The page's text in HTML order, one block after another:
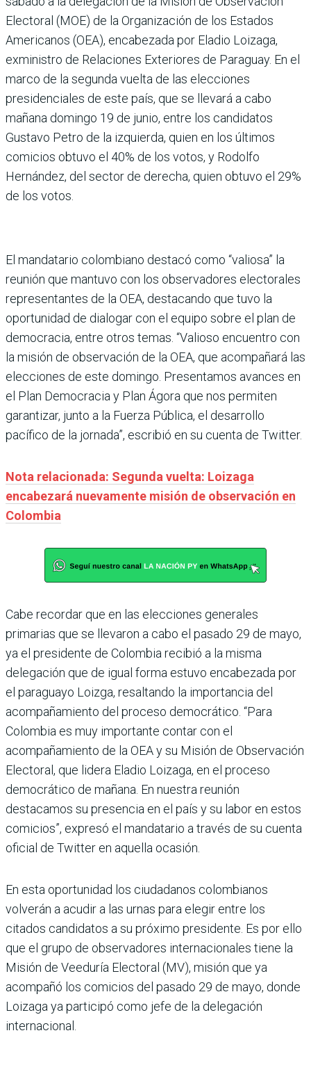
Electoral (MOE) de la Organización de los Estados
Americanos (OEA), encabezada por Eladio Loizaga,
exministro de Relaciones Exteriores de Paraguay. En el
marco de la segunda vuelta de las elecciones
presidenciales de este país, que se llevará a cabo
mañana domingo 19 de junio, entre los candidatos
Gustavo Petro de la izquierda, quien en los últimos
comicios obtuvo el 40% de los votos, y Rodolfo
Hernández, del sector de derecha, quien obtuvo el 29%
de los votos.
El mandatario colombiano destacó como “valiosa” la
reunión que mantuvo con los observadores electorales
representantes de la OEA, destacando que tuvo la
oportunidad de dialogar con el equipo sobre el plan de
democracia, entre otros temas. “Valioso encuentro con
la misión de observación de la OEA, que acompañará las
elecciones de este domingo. Presentamos avances en
el Plan Democracia y Plan Ágora que nos permiten
garantizar, junto a la Fuerza Pública, el desarrollo
pacífico de la jornada”, escribió en su cuenta de Twitter.
Nota relacionada: Segunda vuelta: Loizaga
encabezará nuevamente misión de observación en
Colombia
Cabe recordar que en las elecciones generales
primarias que se llevaron a cabo el pasado 29 de mayo,
ya el presidente de Colombia recibió a la misma
delegación que de igual forma estuvo encabezada por
el paraguayo Loizga, resaltando la importancia del
acompañamiento del proceso democrático. “Para
Colombia es muy importante contar con el
acompañamiento de la OEA y su Misión de Observación
Electoral, que lidera Eladio Loizaga, en el proceso
democrático de mañana. En nuestra reunión
destacamos su presencia en el país y su labor en estos
comicios”, expresó el mandatario a través de su cuenta
oficial de Twitter en aquella ocasión.
En esta oportunidad los ciudadanos colombianos
volverán a acudir a las urnas para elegir entre los
citados candidatos a su próximo presidente. Es por ello
que el grupo de observadores internacionales tiene la
Misión de Veeduría Electoral (MV), misión que ya
acompañó los comicios del pasado 29 de mayo, donde
Loizaga ya participó como jefe de la delegación
internacional.